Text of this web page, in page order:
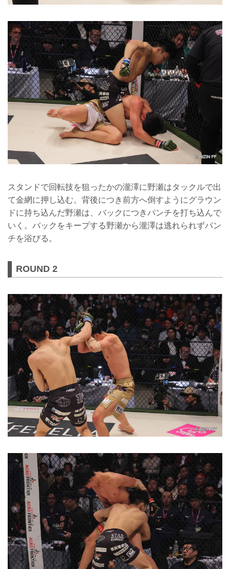
スタンドで回転技を狙ったかの瀧澤に野瀬はタックルで出
て金網に押し込む。背後につき前方へ倒すようにグラウン
ドに持ち込んだ野瀬は、バックにつきパンチを打ち込んで
いく。バックをキープする野瀬から瀧澤は逃れられずパン
チを浴びる。
ROUND 2